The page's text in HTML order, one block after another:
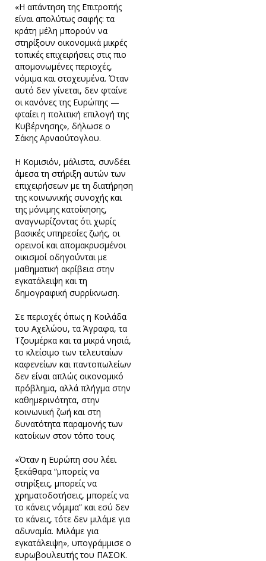
«Η απάντηση της Επιτροπής
είναι απολύτως σαφής: τα
κράτη μέλη μπορούν να
στηρίξουν οικονομικά μικρές
τοπικές επιχειρήσεις στις πιο
απομονωμένες περιοχές,
νόμιμα και στοχευμένα. Όταν
αυτό δεν γίνεται, δεν φταίνε
οι κανόνες της Ευρώπης —
φταίει η πολιτική επιλογή της
Κυβέρνησης», δήλωσε ο
Σάκης Αρναούτογλου.
Η Κομισιόν, μάλιστα, συνδέει
άμεσα τη στήριξη αυτών των
επιχειρήσεων με τη διατήρηση
της κοινωνικής συνοχής και
της μόνιμης κατοίκησης,
αναγνωρίζοντας ότι χωρίς
βασικές υπηρεσίες ζωής, οι
ορεινοί και απομακρυσμένοι
οικισμοί οδηγούνται με
μαθηματική ακρίβεια στην
εγκατάλειψη και τη
δημογραφική συρρίκνωση.
Σε περιοχές όπως η Κοιλάδα
του Αχελώου, τα Άγραφα, τα
Τζουμέρκα και τα μικρά νησιά,
το κλείσιμο των τελευταίων
καφενείων και παντοπωλείων
δεν είναι απλώς οικονομικό
πρόβλημα, αλλά πλήγμα στην
καθημερινότητα, στην
κοινωνική ζωή και στη
δυνατότητα παραμονής των
κατοίκων στον τόπο τους.
«Όταν η Ευρώπη σου λέει
ξεκάθαρα “μπορείς να
στηρίξεις, μπορείς να
χρηματοδοτήσεις, μπορείς να
το κάνεις νόμιμα” και εσύ δεν
το κάνεις, τότε δεν μιλάμε για
αδυναμία. Μιλάμε για
εγκατάλειψη», υπογράμμισε ο
ευρωβουλευτής του ΠΑΣΟΚ.